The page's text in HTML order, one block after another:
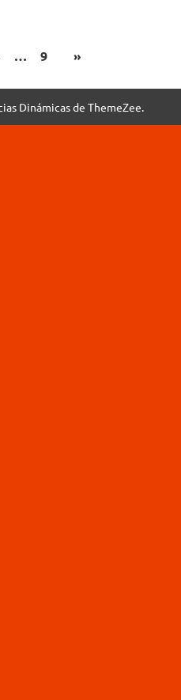
… 9 »
Dinámicas de ThemeZee.